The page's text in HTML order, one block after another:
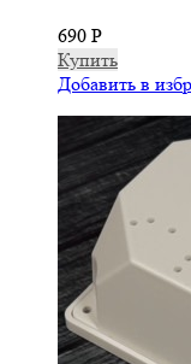
690 Р
Купить
Добавить в